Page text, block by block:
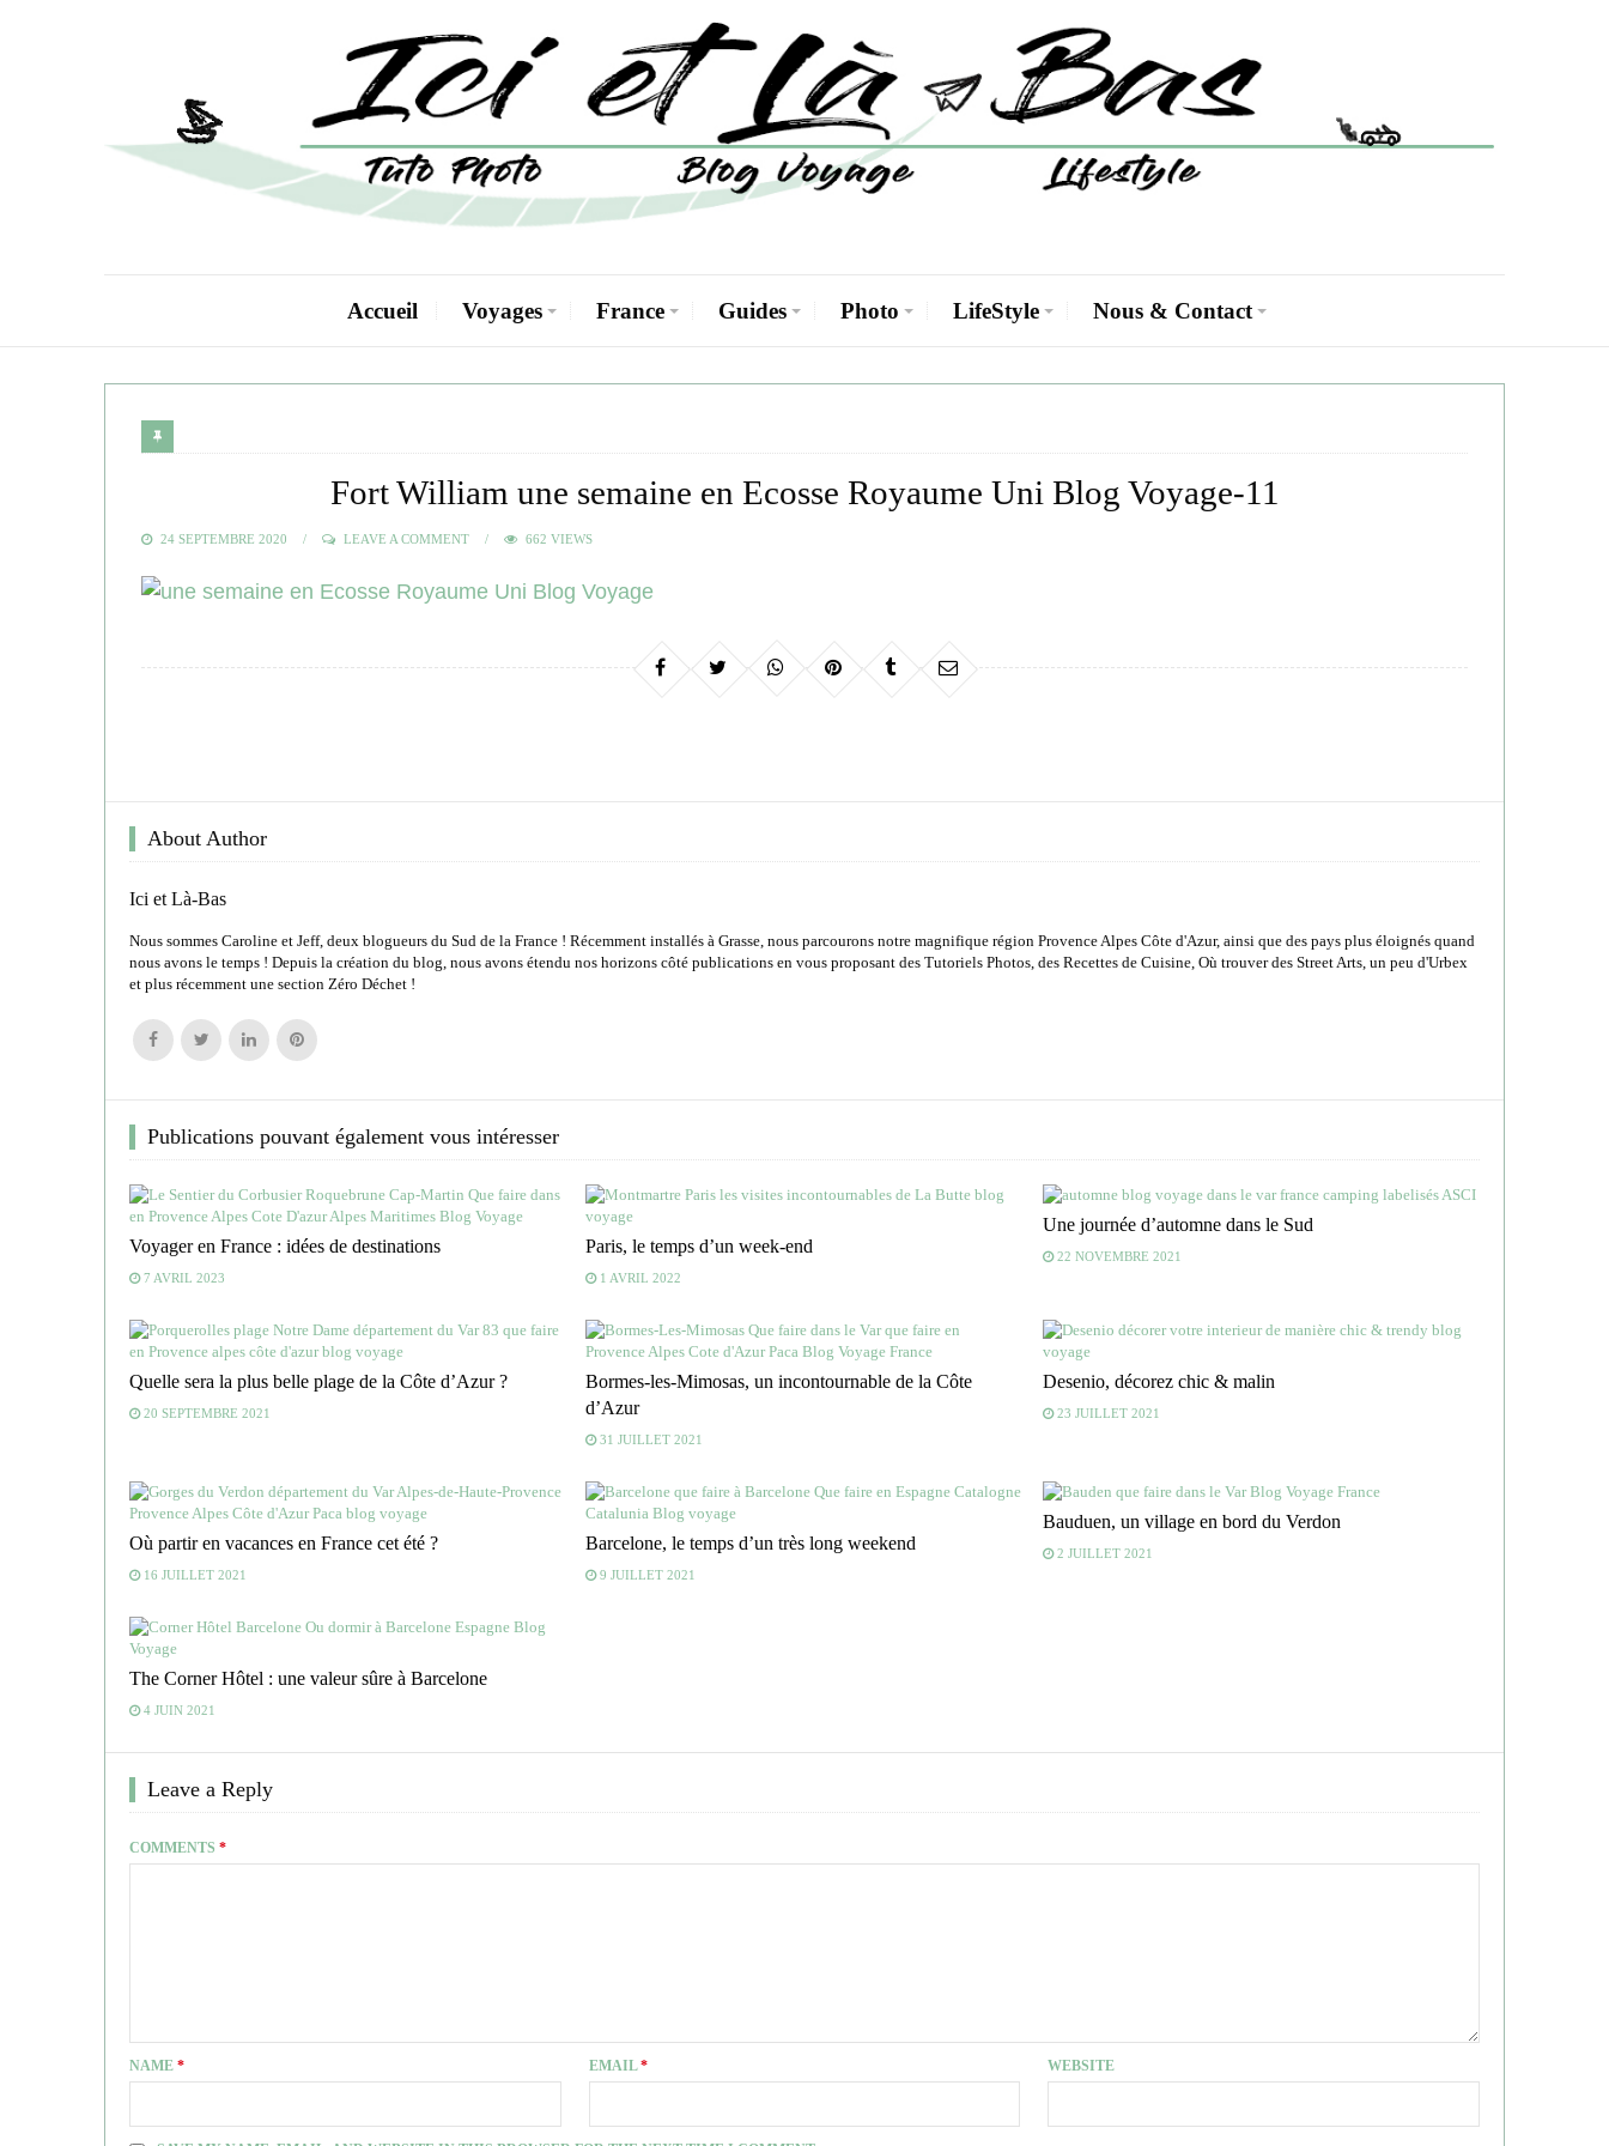
Accueil Voyages France Guides Photo LifeStyle Nous & Contact
Fort William une semaine en Ecosse Royaume Uni Blog Voyage-11
POSTED
24 SEPTEMBRE 2020 LEAVE A COMMENT 662 VIEWS
About Author
Ici et Là-Bas
Nous sommes Caroline et Jeff, deux blogueurs du Sud de la France ! Récemment installés à Grasse, nous parcourons notre magnifique région Provence Alpes Côte d'Azur, ainsi que des pays plus éloignés quand
nous avons le temps ! Depuis la création du blog, nous avons étendu nos horizons côté publications en vous proposant des Tutoriels Photos, des Recettes de Cuisine, Où trouver des Street Arts, un peu d'Urbex
et plus récemment une section Zéro Déchet !
Follow
us
Follow
us
Follow
us
Follow
us
Publications pouvant également vous intéresser
Voyager en France : idées de destinations
7 AVRIL 2023
Paris, le temps d’un week-end
1 AVRIL 2022
Une journée d’automne dans le Sud
22 NOVEMBRE 2021
Quelle sera la plus belle plage de la Côte d’Azur ?
20 SEPTEMBRE 2021
Bormes-les-Mimosas, un incontournable de la Côte
d’Azur
31 JUILLET 2021
Desenio, décorez chic & malin
23 JUILLET 2021
Où partir en vacances en France cet été ?
16 JUILLET 2021
Barcelone, le temps d’un très long weekend
9 JUILLET 2021
Bauduen, un village en bord du Verdon
2 JUILLET 2021
The Corner Hôtel : une valeur sûre à Barcelone
4 JUIN 2021
Leave a Reply
COMMENTS *
NAME * EMAIL* WEBSITE